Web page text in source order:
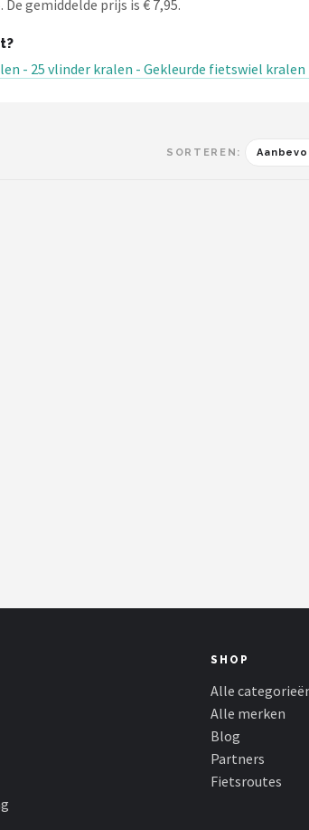
gemiddelde prijs is € 7,95.
- 25 vlinder kralen - Gekleurde fietswiel kralen
SORTEREN:
SHOP
Alle
Alle merken
Blog
Partners
Fietsroutes